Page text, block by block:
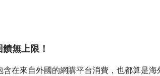
無上限！
在來自外國的網購平台消費，也都算是海